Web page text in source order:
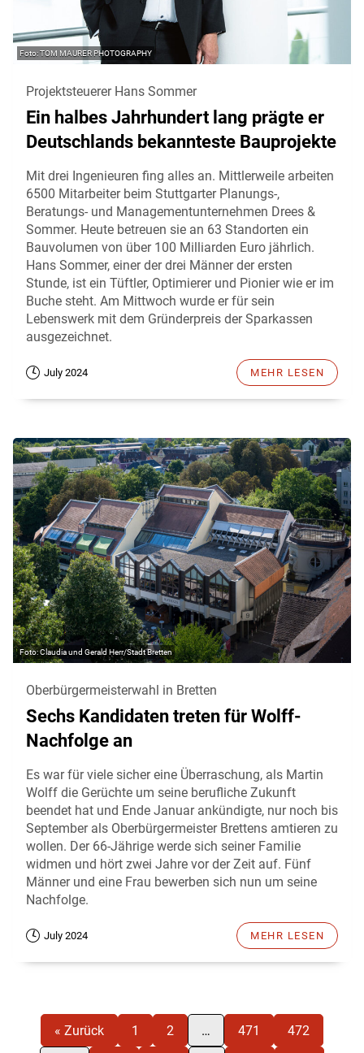
TOM MAURER PHOTOGRAPHY
Projektsteuerer Hans Sommer
Ein halbes Jahrhundert lang prägte er
Deutschlands bekannteste Bauprojekte
Mit drei Ingenieuren fing alles an. Mittlerweile arbeiten
6500 Mitarbeiter beim Stuttgarter Planungs-,
Beratungs- und Managementunternehmen Drees &
Sommer. Heute betreuen sie an 63 Standorten ein
Bauvolumen von über 100 Milliarden Euro jährlich.
Hans Sommer, einer der drei Männer der ersten
Stunde, ist ein Tüftler, Optimierer und Pionier wie er im
Buche steht. Am Mittwoch wurde er für sein
Lebenswerk mit dem Gründerpreis der Sparkassen
ausgezeichnet.
July 2024 MEHR LESEN
Claudia und Gerald Herr/Stadt Bretten
Oberbürgermeisterwahl in Bretten
Sechs Kandidaten treten für Wolff-
Nachfolge an
Es war für viele sicher eine Überraschung, als Martin
Wolff die Gerüchte um seine berufliche Zukunft
beendet hat und Ende Januar ankündigte, nur noch bis
September als Oberbürgermeister Brettens amtieren zu
wollen. Der 66-Jährige werde sich seiner Familie
widmen und hört zwei Jahre vor der Zeit auf. Fünf
Männer und eine Frau bewerben sich nun um seine
Nachfolge.
July 2024 MEHR LESEN
« Zurück 1 2 … 471 472